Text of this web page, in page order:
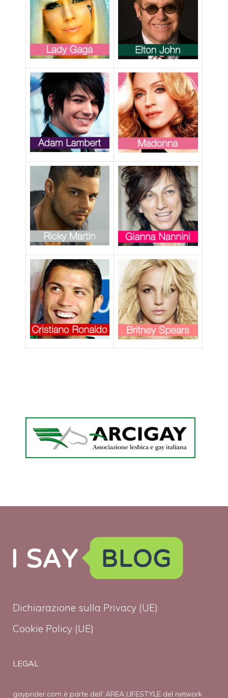
Dichiarazione sulla Privacy (UE)
Cookie Policy (UE)
LEGAL
gayprider.com è parte dell' AREA LIFESTYLE del network